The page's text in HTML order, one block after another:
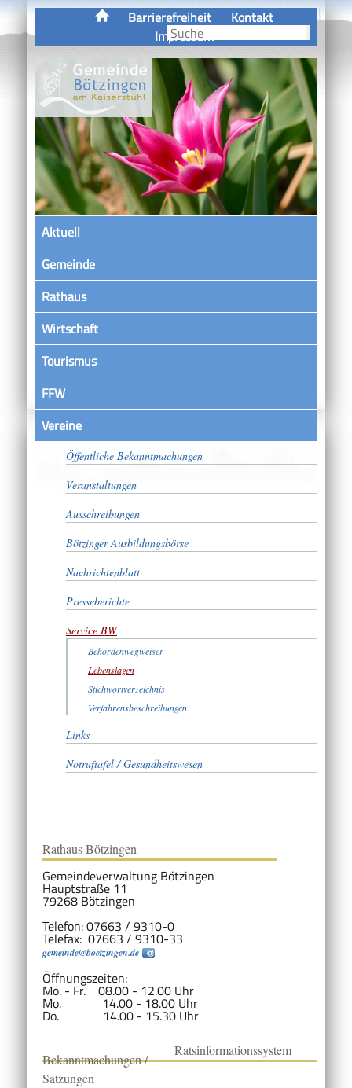
Barrierefreiheit
Kontakt
Impressum
Aktuell
Gemeinde
Rathaus
Wirtschaft
Tourismus
FFW
VereineSatzungen
Öffentliche Bekanntmachungen
Veranstaltungen
Ausschreibungen
Bötzinger Ausbildungsbörse
Nachrichtenblatt
Presseberichte
Service BW
Behördenwegweiser
Lebenslagen
Stichwortverzeichnis
Verfahrensbeschreibungen
Links
Notruftafel / Gesundheitswesen
Rathaus Bötzingen
Gemeindeverwaltung Bötzingen
Hauptstraße 11
79268 Bötzingen
Telefon: 07663 / 9310-0
Telefax: 07663 / 9310-33
gemeinde@boetzingen.de
Öffnungszeiten:
Mo. - Fr. 08.00 - 12.00 Uhr
Mo. 14.00 - 18.00 Uhr
Do. 14.00 - 15.30 Uhr
Bekanntmachungen /
Satzungen
Ratsinformationssystem